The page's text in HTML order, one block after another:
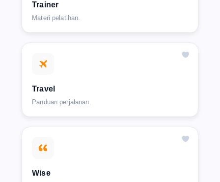
Trainer
Materi pelatihan.
Travel
Panduan perjalanan.
Wise